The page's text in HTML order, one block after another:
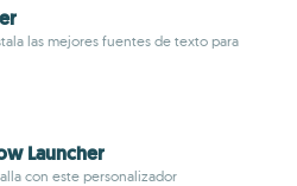
las mejores fuentes de texto para
Launcher
con este personalizador